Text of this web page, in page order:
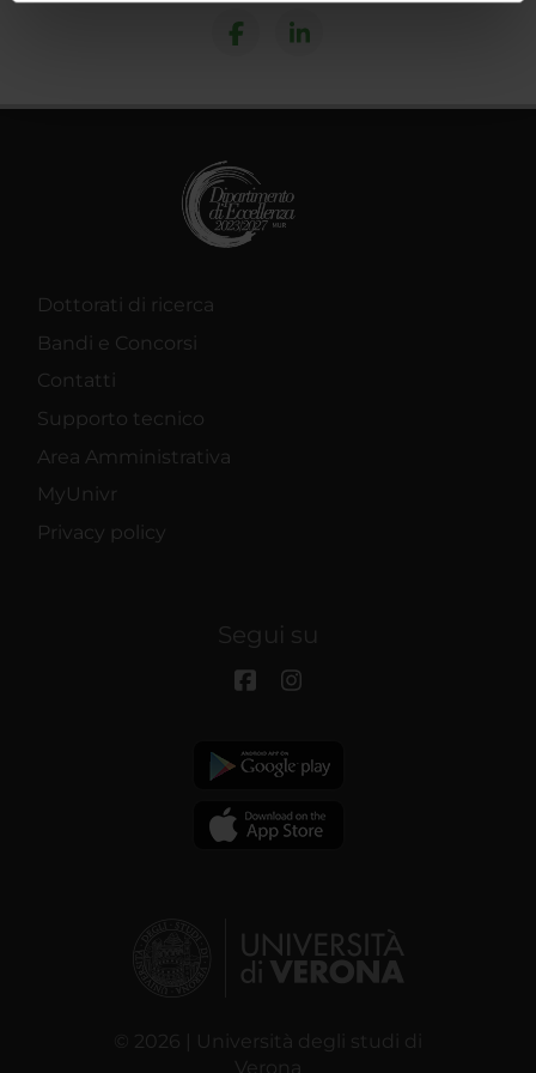
nostri partner che si occupano di analisi dei dati web,
Dottorati di ricerca
Bandi e Concorsi
Contatti
Supporto tecnico
Area Amministrativa
MyUnivr
Privacy policy
Segui su
© 2026 | Università degli studi di
Verona